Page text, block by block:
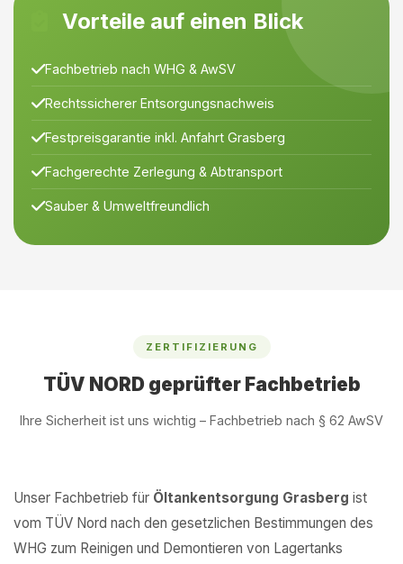
Vorteile auf einen Blick
Fachbetrieb nach WHG & AwSV
Rechtssicherer Entsorgungsnachweis
Festpreisgarantie inkl. Anfahrt Grasberg
Fachgerechte Zerlegung & Abtransport
Sauber & Umweltfreundlich
ZERTIFIZIERUNG
TÜV NORD geprüfter Fachbetrieb
Ihre Sicherheit ist uns wichtig – Fachbetrieb nach § 62 AwSV
Unser Fachbetrieb für Öltankentsorgung Grasberg ist
vom TÜV Nord nach den gesetzlichen Bestimmungen des
WHG zum Reinigen und Demontieren von Lagertanks